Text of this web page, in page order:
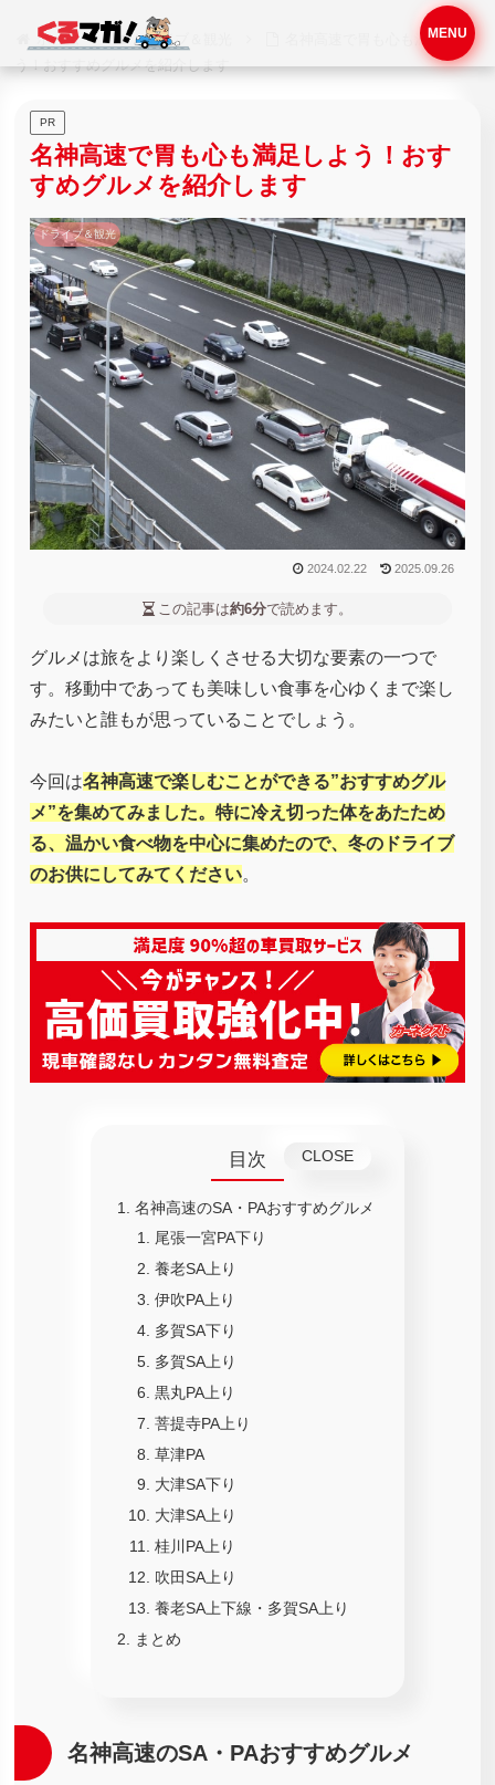
ホーム ドライブ＆観光
名神高速で胃も心も満足しよ
う！おすすめグルメを紹介します
PR
名神高速で胃も心も満足しよう！おす
すめグルメを紹介します
ドライブ＆観光
2024.02.22 2025.09.26
この記事は約6分で読めます。
グルメは旅をより楽しくさせる大切な要素の一つで
す。移動中であっても美味しい食事を心ゆくまで楽し
みたいと誰もが思っていることでしょう。
今回は名神高速で楽しむことができる”おすすめグル
メ”を集めてみました。特に冷え切った体をあたため
る、温かい食べ物を中心に集めたので、冬のドライブ
のお供にしてみてください。
目次
名神高速のSA・PAおすすめグルメ
尾張一宮PA下り
養老SA上り
伊吹PA上り
多賀SA下り
多賀SA上り
黒丸PA上り
菩提寺PA上り
草津PA
大津SA下り
大津SA上り
桂川PA上り
吹田SA上り
養老SA上下線・多賀SA上り
まとめ
名神高速のSA・PAおすすめグルメ
MENU